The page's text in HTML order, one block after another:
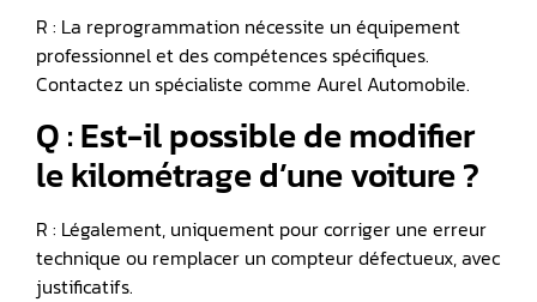
R : La reprogrammation nécessite un équipement
professionnel et des compétences spécifiques.
Contactez un spécialiste comme Aurel Automobile.
Q : Est-il possible de modifier
le kilométrage d’une voiture ?
R : Légalement, uniquement pour corriger une erreur
technique ou remplacer un compteur défectueux, avec
justificatifs.